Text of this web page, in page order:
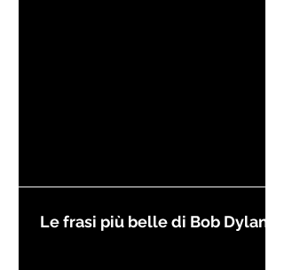
Le frasi più belle di Bob Dylan